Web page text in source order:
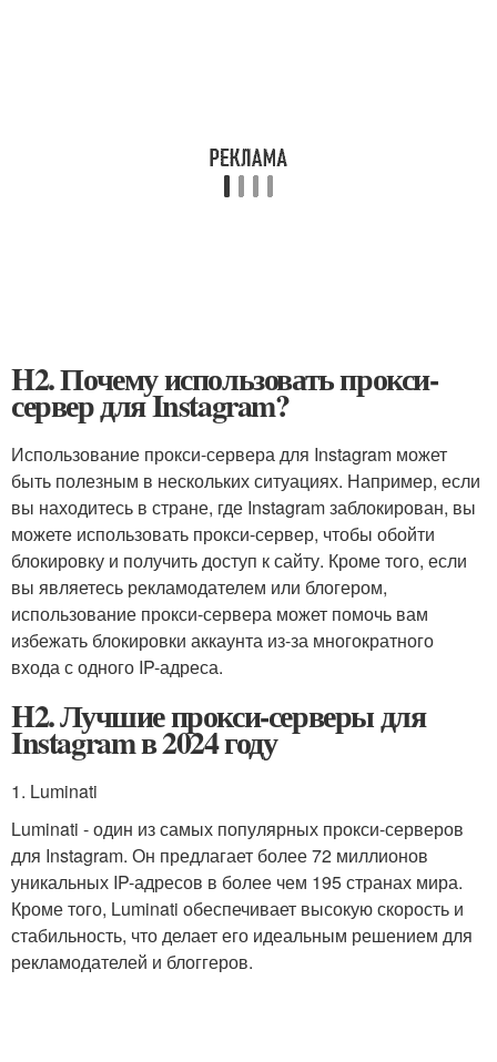
H2. Почему использовать прокси-
сервер для Instagram?
Использование прокси-сервера для Instagram может
быть полезным в нескольких ситуациях. Например, если
вы находитесь в стране, где Instagram заблокирован, вы
можете использовать прокси-сервер, чтобы обойти
блокировку и получить доступ к сайту. Кроме того, если
вы являетесь рекламодателем или блогером,
использование прокси-сервера может помочь вам
избежать блокировки аккаунта из-за многократного
входа с одного IP-адреса.
H2. Лучшие прокси-серверы для
Instagram в 2024 году
1. Luminati
Luminati - один из самых популярных прокси-серверов
для Instagram. Он предлагает более 72 миллионов
уникальных IP-адресов в более чем 195 странах мира.
Кроме того, Luminati обеспечивает высокую скорость и
стабильность, что делает его идеальным решением для
рекламодателей и блоггеров.